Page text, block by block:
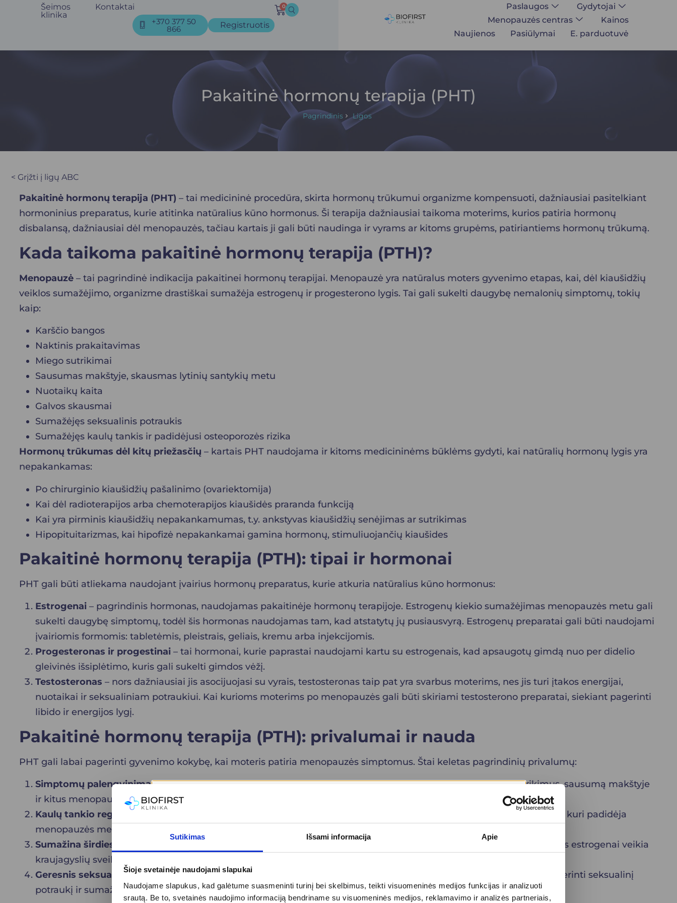
Sutikimas Išsami informacija Apie
Šioje svetainėje naudojami slapukai
Naudojame slapukus, kad galėtume suasmeninti turinį bei skelbimus, teikti visuomeninės medijos funkcijas ir analizuoti
srautą. Be to, svetainės naudojimo informaciją bendriname su visuomeninės medijos, reklamavimo ir analizės partneriais,
Šeimos
klinika
Kontaktai
+370 377 50
866 Registruotis
0 Paslaugos
Gydytojai
Menopauzės centras
Kainos
Naujienos
Pasiūlymai E. parduotuvė
Pakaitinė hormonų terapija (PHT)
Pagrindinis Ligos
< Grįžti į ligų ABC
Pakaitinė hormonų terapija (PHT) – tai medicininė procedūra, skirta hormonų trūkumui organizme kompensuoti, dažniausiai pasitelkiant
hormoninius preparatus, kurie atitinka natūralius kūno hormonus. Ši terapija dažniausiai taikoma moterims, kurios patiria hormonų
disbalansą, dažniausiai dėl menopauzės, tačiau kartais ji gali būti naudinga ir vyrams ar kitoms grupėms, patiriantiems hormonų trūkumą.
Kada taikoma pakaitinė hormonų terapija (PTH)?
Menopauzė – tai pagrindinė indikacija pakaitinei hormonų terapijai. Menopauzė yra natūralus moters gyvenimo etapas, kai, dėl kiaušidžių
veiklos sumažėjimo, organizme drastiškai sumažėja estrogenų ir progesterono lygis. Tai gali sukelti daugybę nemalonių simptomų, tokių
kaip:
Karščio bangos
Naktinis prakaitavimas
Miego sutrikimai
Sausumas makštyje, skausmas lytinių santykių metu
Nuotaikų kaita
Galvos skausmai
Sumažėjęs seksualinis potraukis
Sumažėjęs kaulų tankis ir padidėjusi osteoporozės rizika
Hormonų trūkumas dėl kitų priežasčių – kartais PHT naudojama ir kitoms medicininėms būklėms gydyti, kai natūralių hormonų lygis yra
nepakankamas:
Po chirurginio kiaušidžių pašalinimo (ovariektomija)
Kai dėl radioterapijos arba chemoterapijos kiaušidės praranda funkciją
Kai yra pirminis kiaušidžių nepakankamumas, t.y. ankstyvas kiaušidžių senėjimas ar sutrikimas
Hipopituitarizmas, kai hipofizė nepakankamai gamina hormonų, stimuliuojančių kiaušides
Pakaitinė hormonų terapija (PTH): tipai ir hormonai
PHT gali būti atliekama naudojant įvairius hormonų preparatus, kurie atkuria natūralius kūno hormonus:
Estrogenai – pagrindinis hormonas, naudojamas pakaitinėje hormonų terapijoje. Estrogenų kiekio sumažėjimas menopauzės metu gali
sukelti daugybę simptomų, todėl šis hormonas naudojamas tam, kad atstatytų jų pusiausvyrą. Estrogenų preparatai gali būti naudojami
įvairiomis formomis: tabletėmis, pleistrais, geliais, kremu arba injekcijomis.
Progesteronas ir progestinai – tai hormonai, kurie paprastai naudojami kartu su estrogenais, kad apsaugotų gimdą nuo per didelio
gleivinės išsiplėtimo, kuris gali sukelti gimdos vėžį.
Testosteronas – nors dažniausiai jis asocijuojasi su vyrais, testosteronas taip pat yra svarbus moterims, nes jis turi įtakos energijai,
nuotaikai ir seksualiniam potraukiui. Kai kurioms moterims po menopauzės gali būti skiriami testosterono preparatai, siekiant pagerinti
libido ir energijos lygį.
Pakaitinė hormonų terapija (PTH): privalumai ir nauda
PHT gali labai pagerinti gyvenimo kokybę, kai moteris patiria menopauzės simptomus. Štai keletas pagrindinių privalumų:
Simptomų palengvinimas– PHT padeda efektyviai mažinti karščio bangas, naktinį prakaitavimą, miego sutrikimus, sausumą makštyje
ir kitus menopauzės simptomus. Tai ženkliai pagerina kasdienį komfortą ir gyvenimo kokybę.
Kaulų tankio reguliavimas
– estrogenų terapija gali padėti išvengti kaulų „trapumo“ ir sumažinti osteoporozės riziką, kuri padidėja
menopauzės metu.
Sumažina širdies ir kraujagyslių ligų riziką
– kai kurie tyrimai rodo, kad PHT gali padėti mažinti širdies ligų riziką, nes estrogenai veikia
kraujagyslių sveikatą ir lipidų balansą.
Geresnis seksualinis gyvenimas– estrogenų terapija padeda atkurti makšties drėgmę ir elastingumą, o tai gali pagerinti seksualinį
potraukį ir sumažinti diskomfortą lytinių santykių metu.